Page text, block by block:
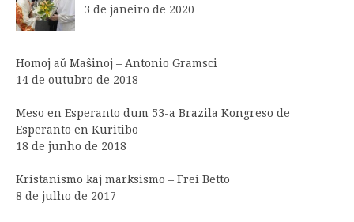
3 de janeiro de 2020
Homoj aŭ Maŝinoj – Antonio Gramsci
14 de outubro de 2018
Meso en Esperanto dum 53-a Brazila Kongreso de
Esperanto en Kuritibo
18 de junho de 2018
Kristanismo kaj marksismo – Frei Betto
8 de julho de 2017